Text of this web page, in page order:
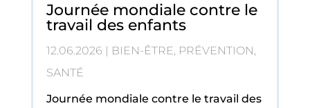
Journée mondiale contre le
travail des enfants
12.06.2026 | BIEN-ÊTRE, PRÉVENTION,
SANTÉ
Journée mondiale contre le travail des